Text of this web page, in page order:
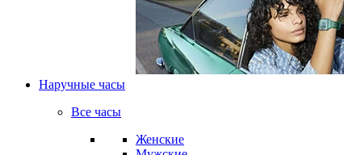
Наручные часы
Все часы
Женские